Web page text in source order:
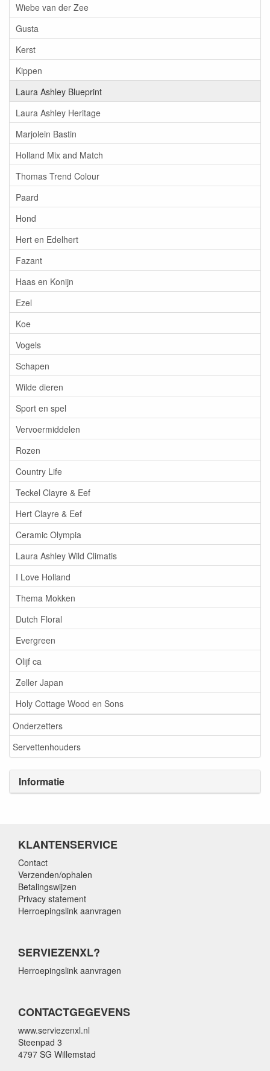
Wiebe van der Zee
Gusta
Kerst
Kippen
Laura Ashley Blueprint
Laura Ashley Heritage
Marjolein Bastin
Holland Mix and Match
Thomas Trend Colour
Paard
Hond
Hert en Edelhert
Fazant
Haas en Konijn
Ezel
Koe
Vogels
Schapen
Wilde dieren
Sport en spel
Vervoermiddelen
Rozen
Country Life
Teckel Clayre & Eef
Hert Clayre & Eef
Ceramic Olympia
Laura Ashley Wild Climatis
I Love Holland
Thema Mokken
Dutch Floral
Evergreen
Olijf ca
Zeller Japan
Holy Cottage Wood en Sons
Onderzetters
Servettenhouders
Informatie
KLANTENSERVICE
Contact
Verzenden/ophalen
Betalingswijzen
Privacy statement
Herroepingslink aanvragen
SERVIEZENXL?
Herroepingslink aanvragen
CONTACTGEGEVENS
www.serviezenxl.nl
Steenpad 3
4797 SG Willemstad